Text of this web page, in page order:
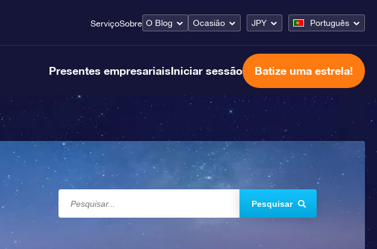
ServiçoSobre O Blog Ocasião JPY Português
Presentes empresariaisIniciar sessão Batize uma estrela!
Pesquisar